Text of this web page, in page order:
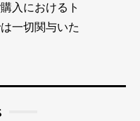
入におけるト
一切関与いた